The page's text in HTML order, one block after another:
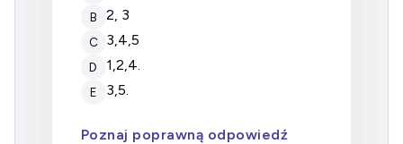
B 2, 3
C 3,4,5
D 1,2,4.
E 3,5.
Poznaj poprawną odpowiedź